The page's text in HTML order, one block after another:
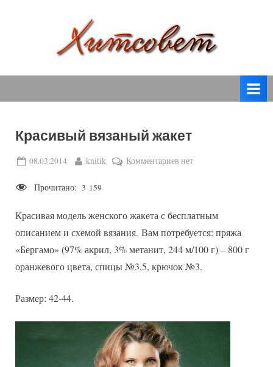
т
о
в
спицами,
крючком,
вязаные
модели
с
Красивый вязаный жакет
Posted
08.03.2014 By
knitik Комментариевк
жакет
нет
Прочитано: 3 159
Красивая модель женского жакета с бесплатным
описанием и схемой вязания. Вам потребуется: пряжа
«Бергамо» (97% акрил, 3% метанит, 244 м/100 г) – 800 г
оранжевого цвета, спицы №3,5, крючок №3.
Размер: 42-44.